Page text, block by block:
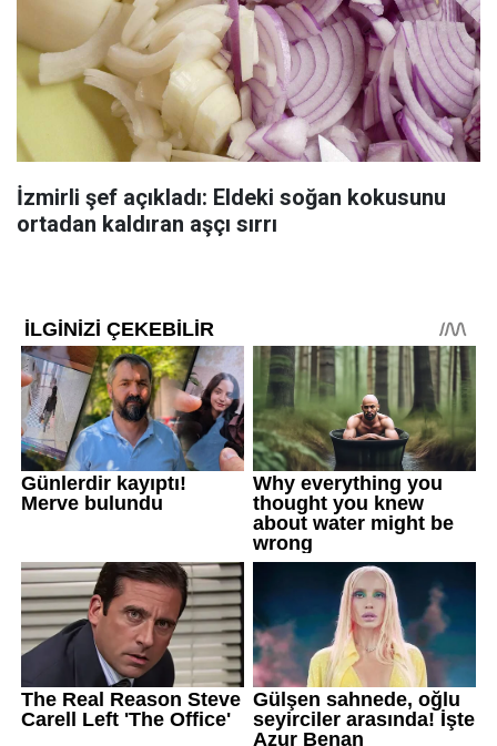
İzmirli şef açıkladı: Eldeki soğan kokusunu
ortadan kaldıran aşçı sırrı